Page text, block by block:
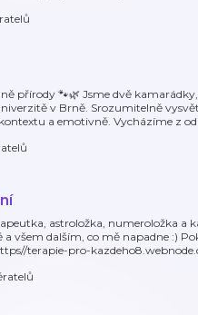
přírody 🐾🌿 Jsme dvě
v Brně. Srozumitelně
a emotivně. Vycházíme z
astroložka, numeroložka a
všem dalším, co mě napadne :)
terapie-pro-